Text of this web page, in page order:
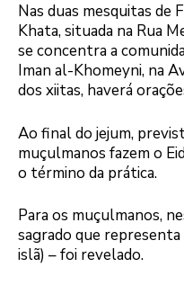
Nas duas mesquitas de
Khata, situada na Rua
se concentra a
Iman al-Khomeyni, na
dos xiitas, haverá
Ao final do jejum,
muçulmanos fazem o
o término da prática.
Para os muçulmanos,
sagrado que
islã) – foi revelado.